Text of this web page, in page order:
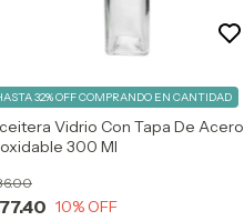
Vidrio Con Tapa De Acero
300 Ml
10% OFF
32% OFFCOMPRANDO EN CANTIDAD